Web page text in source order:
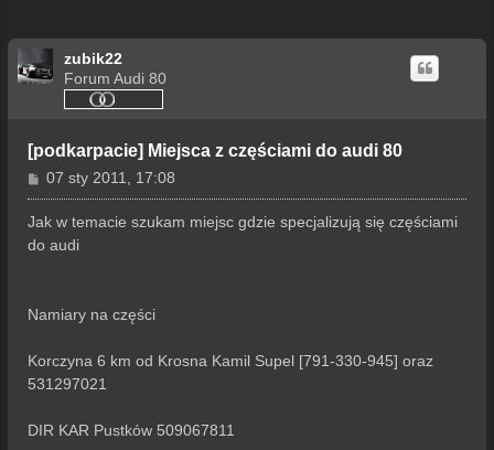
zubik22
Forum Audi 80
[podkarpacie] Miejsca z częściami do audi 80
P
o
s
07 sty 2011, 17:08
Jak w temacie szukam miejsc gdzie specjalizują się częściami
do audi
Namiary na części
Korczyna 6 km od Krosna Kamil Supel [791-330-945] oraz
531297021
DIR KAR Pustków 509067811